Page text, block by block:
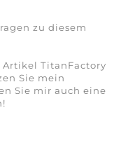
zu diesem
TitanFactory
Sie mein
Sie mir auch eine